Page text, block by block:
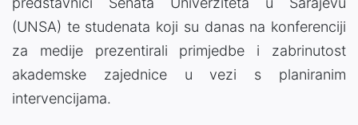
(UNSA) te studenata koji su danas na konferenciji
za medije prezentirali primjedbe i zabrinutost
akademske zajednice u vezi s planiranim
intervencijama.